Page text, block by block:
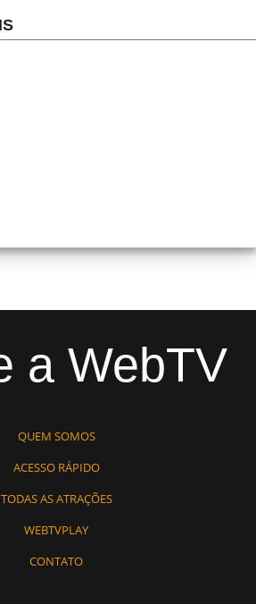
a WebTV
QUEM SOMOS
ACESSO RÁPIDO
TODAS AS ATRAÇÕES
WEBTVPLAY
CONTATO